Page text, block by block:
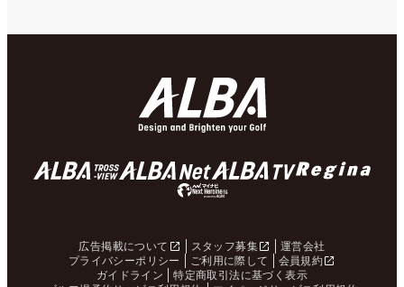
広告掲載について スタッフ募集
運営会社
プライバシーポリシー
ご利用に際して
会員規約
ガイドライン
特定商取引法に基づく表示